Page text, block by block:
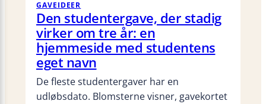
GAVEIDEER
Den studentergave, der stadig
virker om tre år: en
hjemmeside med studentens
eget navn
De fleste studentergaver har en
udløbsdato. Blomsterne visner, gavekortet